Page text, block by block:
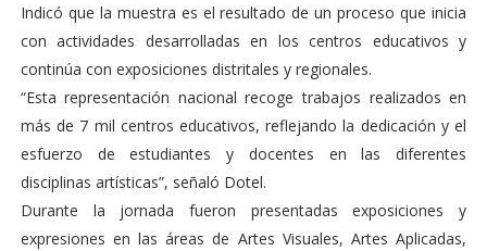
Indicó que la muestra es el resultado de un proceso que inicia
con actividades desarrolladas en los centros educativos y
continúa con exposiciones distritales y regionales.
“Esta representación nacional recoge trabajos realizados en
más de 7 mil centros educativos, reflejando la dedicación y el
esfuerzo de estudiantes y docentes en las diferentes
disciplinas artísticas”, señaló Dotel.
Durante la jornada fueron presentadas exposiciones y
expresiones en las áreas de Artes Visuales, Artes Aplicadas,